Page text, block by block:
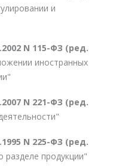
и
N 115-ФЗ (ред.
иностранных
N 221-ФЗ (ред.
N 225-ФЗ (ред.
разделе продукции"